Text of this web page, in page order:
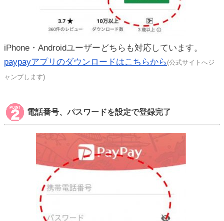
iPhone・Androidユーザーどちらも対応しています。
paypayアプリのダウンロードはこちらから (公式サイトへジ
ャンプします)
電話番号、パスワードを設定で登録完了